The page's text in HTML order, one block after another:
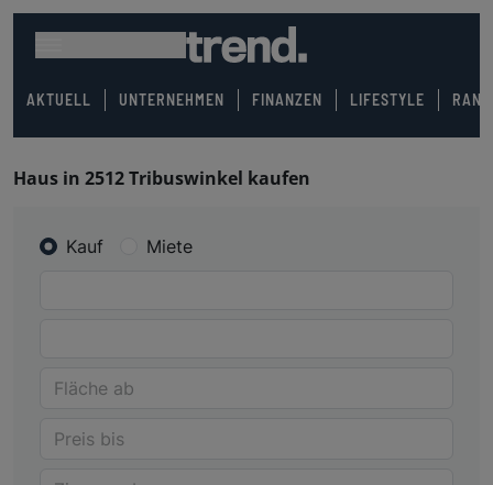
AKTUELL UNTERNEHMEN FINANZEN LIFESTYLE
Haus in 2512 Tribuswinkel kaufen
Kauf Miete